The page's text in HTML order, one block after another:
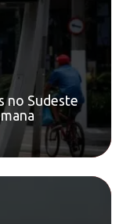
no Sudeste